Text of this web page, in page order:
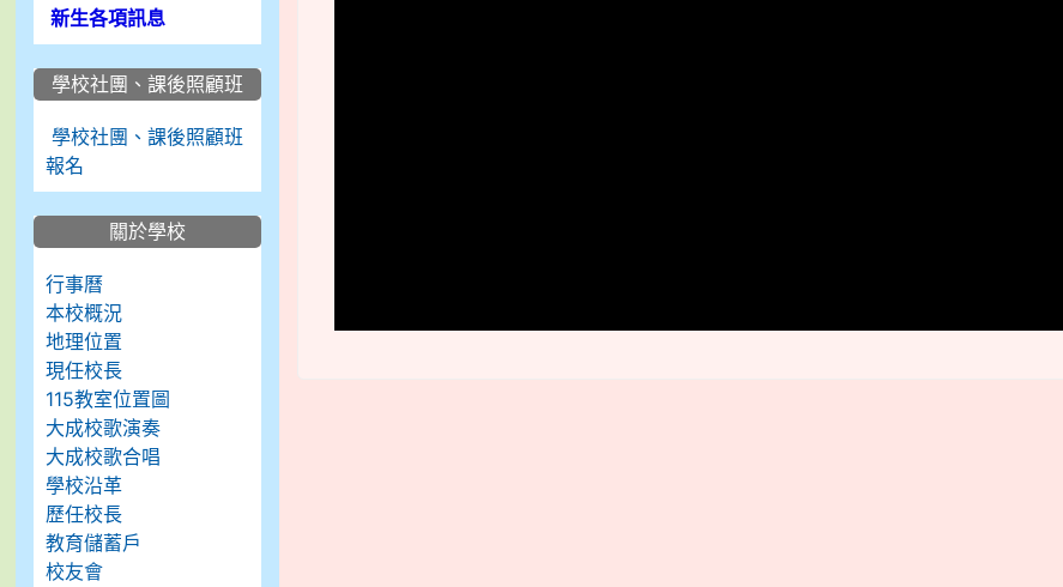
新生各項訊息
學校社團、課後照顧班
學校社團、課後照顧班
報名
關於學校
行事曆
本校概況
地理位置
現任校長
115教室位置圖
大成校歌演奏
大成校歌合唱
學校沿革
歷任校長
教育儲蓄戶
校友會